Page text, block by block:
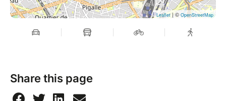
Leaflet| © OpenStreetMap
Share this page